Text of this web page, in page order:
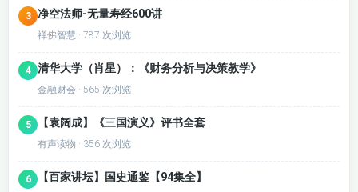
3 净空法师-无量寿经600讲
禅佛智慧 · 787 次浏览
4 清华大学（肖星）：《财务分析与决策教学》
金融财会 · 565 次浏览
5 【袁阔成】《三国演义》评书全套
有声读物 · 356 次浏览
6 【百家讲坛】国史通鉴【94集全】